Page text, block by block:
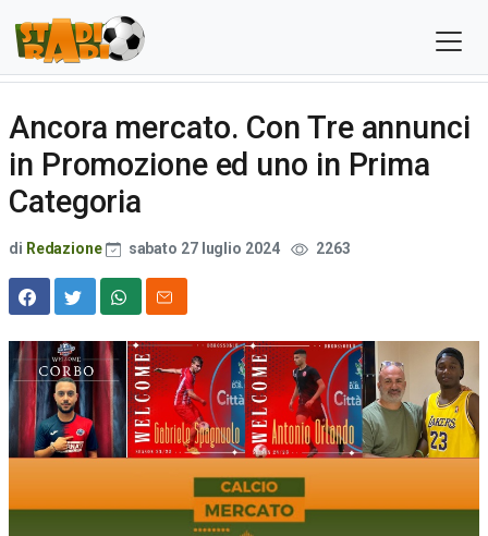
Ancora mercato. Con Tre annunci
in Promozione ed uno in Prima
Categoria
di Redazione sabato 27 luglio 2024 2263